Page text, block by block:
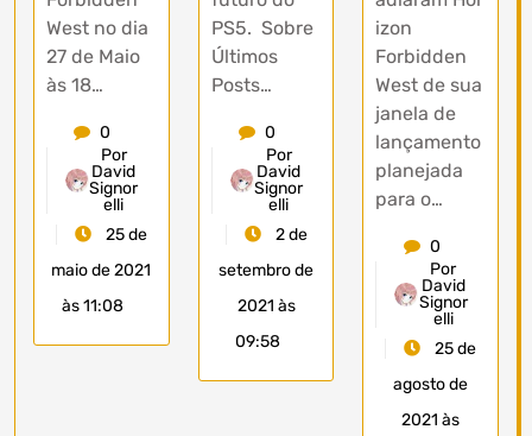
West no dia
27 de Maio
às 18…
0
Por
David
Signor
elli
25 de
maio de 2021
às 11:08
PS5. Sobre
Últimos
Posts…
0
Por
David
Signor
elli
2 de
setembro de
2021 às
09:58
izon
Forbidden
West de sua
janela de
lançamento
planejada
para o…
0
Por
David
Signor
elli
25 de
agosto de
2021 às